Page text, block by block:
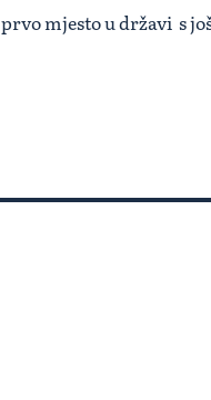
mjesto u državi s